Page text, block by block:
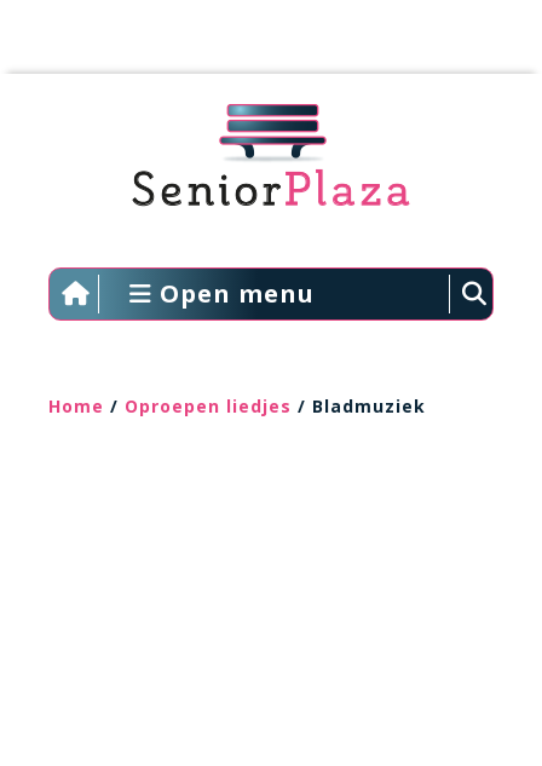
Open menu
Home / Oproepen liedjes / Bladmuziek